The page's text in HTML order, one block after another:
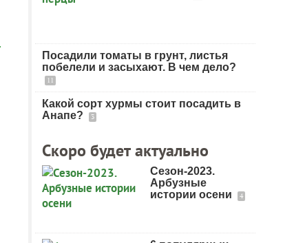
Посадили томаты в грунт, листья
побелели и засыхают. В чем дело?
11
Какой сорт хурмы стоит посадить в
Анапе?
3
Скоро будет актуально
Сезон-2023.
Арбузные
истории осени
4